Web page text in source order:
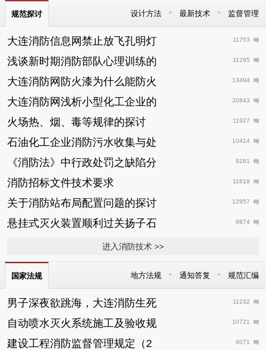
规范探讨 设计方法 • 最新技术 • 监督管理
大连消防信息网禁止放飞孔明灯 11753
浅谈新时期消防部队心理训练的 11295
大连消防网防火漆为什么能防火 13494
大连消防网浅析小型化工企业的 20843
火场热、烟、毒等规律的探讨 11927
石油化工企业消防污水收集与处 10414
《消防法》中行政处罚之缺陷分 9281
消防招标文件技术要求 11619
关于消防站布局配置问题的探讨 12957
悬挂式灭火装置顺利过关扬子石 9874
进入消防技术 >>
国家法规 地方法规 • 通知答复 • 规范汇编
男子深夜欲跳海，大连消防生死 11232
自动喷水灭火系统施工及验收规 10721
建设工程消防监督管理规定（2 9071